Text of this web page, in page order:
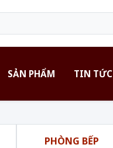
SẢN PHẨM TIN TỨC
PHÒNG BẾP